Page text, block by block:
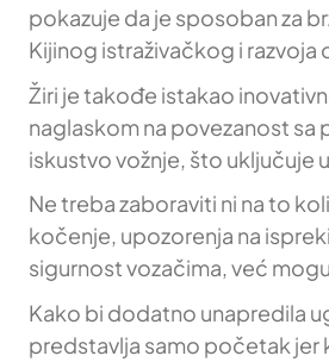
pokazuje da je sposoban za
Kijinog istraživačkog i
Žiri je takođe istakao
naglaskom na povezanost
iskustvo vožnje, što uključuje
Ne treba zaboraviti ni na to
kočenje, upozorenja na
sigurnost vozačima, već
Kako bi dodatno unapredila
predstavlja samo početak jer